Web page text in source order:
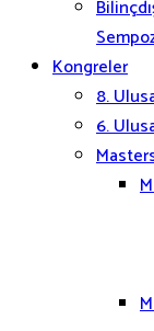
Kongreler
8.
6.